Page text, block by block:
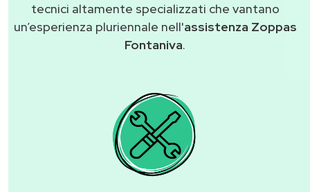
tecnici altamente specializzati che vantano
un’esperienza pluriennale nell'assistenza Zoppas
Fontaniva.